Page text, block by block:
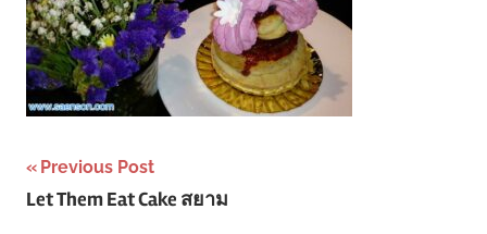
Post
navigation
Previous Post
Let Them Eat Cake สยาม